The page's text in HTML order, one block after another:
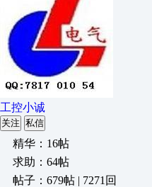
工控小诚
关注 私信
精华：16帖
求助：64帖
帖子：679帖 | 7271回